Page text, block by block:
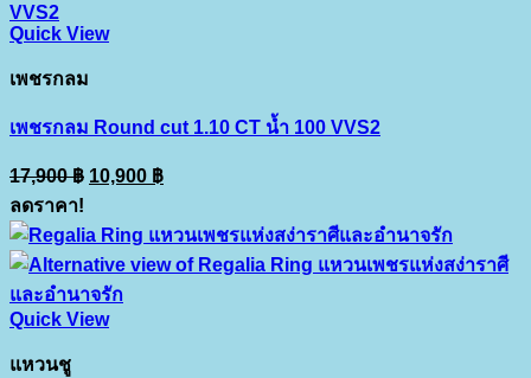
Quick View
เพชรกลม
เพชรกลม Round cut 1.10 CT น้ำ 100 VVS2
17,900฿ Original
price
17,900 ฿.
10,900 ฿Current
price
10,900 ฿.
ลดราคา!
Quick View
แหวนชู